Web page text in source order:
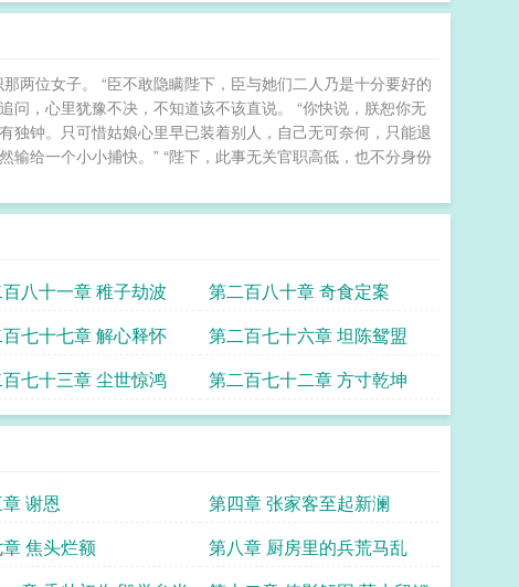
两位女子。 “臣不敢隐瞒陛下，臣与她们二人乃是十分要好的
问，心里犹豫不决，不知道该不该直说。 “你快说，朕恕你无
独钟。只可惜姑娘心里早已装着别人，自己无可奈何，只能退
输给一个小小捕快。” “陛下，此事无关官职高低，也不分身份
八十一章 稚子劫波
第二百八十章 奇食定案
七十七章 解心释怀
第二百七十六章 坦陈鸳盟
七十三章 尘世惊鸿 第二百七十二章 方寸乾坤
谢恩
第四章 张家客至起新澜
焦头烂额
第八章 厨房里的兵荒马乱